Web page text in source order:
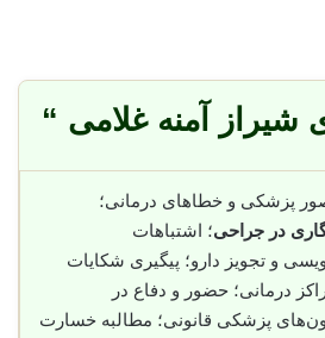
شیراز آمنه غلامی “
پزشکی و خطاهای درمانی؛
در جراحی؛ اشتباهات
و تجویز دارو؛ پیگیری شکایات
درمانی؛ حضور و دفاع در
پزشکی قانونی؛ مطالبه خسارت